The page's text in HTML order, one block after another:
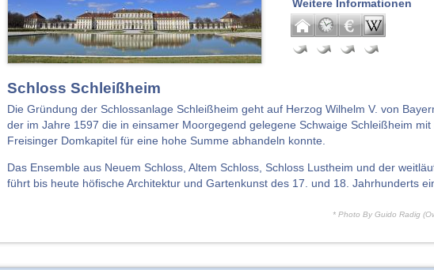
Schloss Schleißheim
Die Gründung der Schlossanlage Schleißheim geht auf Herzog Wilhelm V. von
der im Jahre 1597 die in einsamer Moorgegend gelegene Schwaige Schleißheim
Freisinger Domkapitel für eine hohe Summe abhandeln konnte.
Das Ensemble aus Neuem Schloss, Altem Schloss, Schloss Lustheim und der
führt bis heute höfische Architektur und Gartenkunst des 17. und 18. Jahrhunderts
* Photo By Guido Radig
Weitere Informationen